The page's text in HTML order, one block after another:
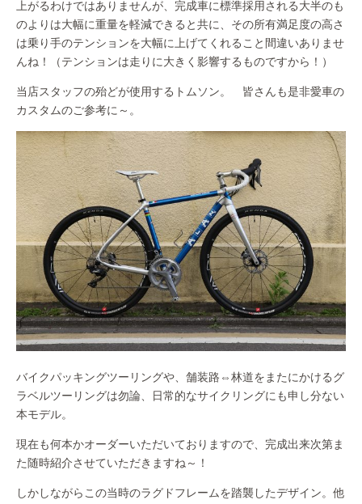
上がるわけではありませんが、完成車に標準採用される大半のも
のよりは大幅に重量を軽減できると共に、その所有満足度の高さ
は乗り手のテンションを大幅に上げてくれること間違いありませ
んね！（テンションは走りに大きく影響するものですから！）
当店スタッフの殆どが使用するトムソン。 皆さんも是非愛車の
カスタムのご参考に～。
バイクパッキングツーリングや、舗装路⇔林道をまたにかけるグ
ラベルツーリングは勿論、日常的なサイクリングにも申し分ない
本モデル。
現在も何本かオーダーいただいておりますので、完成出来次第ま
た随時紹介させていただきますね～！
しかしながらこの当時のラグドフレームを踏襲したデザイン。他